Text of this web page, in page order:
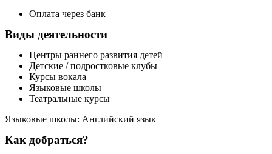
Оплата через банк
Виды деятельности
Центры раннего развития детей
Детские / подростковые клубы
Курсы вокала
Языковые школы
Театральные курсы
Языковые школы: Английский язык
Как добраться?